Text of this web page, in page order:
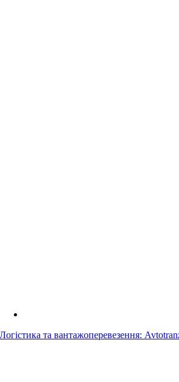
Логістика та вантажоперевезення: